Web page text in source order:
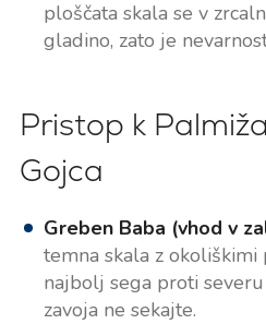
ploščata skala se v
gladino, zato je
Pristop k
Gojca
Greben Baba (vhod v
temna skala z okoliškimi
najbolj sega proti
zavoja ne sekajte.